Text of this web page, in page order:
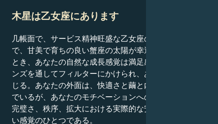
木星は乙女座にあります
几帳面で、サービス精神旺盛な乙女座の木星のスペース
で、甘美で育ちの良い蟹座の太陽が幸運と拡大と出会う
とき、あなたの自然な成長感覚は満足感と自信というレ
ンズを通してフィルターにかけられ、あなたはそれを感
じる。あなたの外面は、快適さと繭と内なる聖域を望ん
でいるが、あなたのモチベーションへのアプローチは、
完璧さ、秩序、拡大における実際的な安定性に対する鋭
い感覚のひとつである。